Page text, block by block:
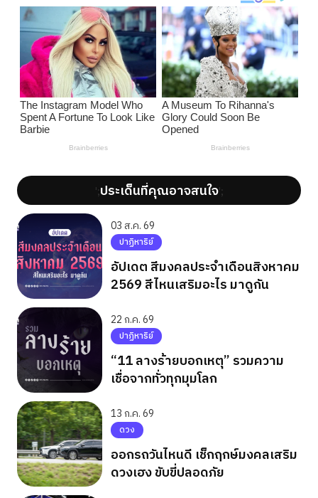
';ประเด็นที่คุณอาจสนใจ';
03 ส.ค. 69
ปาฏิหาริย์
อัปเดต สีมงคลประจำเดือนสิงหาคม
2569 สีไหนเสริมอะไร มาดูกัน
22 ก.ค. 69
ปาฏิหาริย์
“11 ลางร้ายบอกเหตุ” รวมความ
เชื่อจากทั่วทุกมุมโลก
13 ก.ค. 69
ดวง
ออกรถวันไหนดี เช็กฤกษ์มงคลเสริม
ดวงเฮง ขับขี่ปลอดภัย